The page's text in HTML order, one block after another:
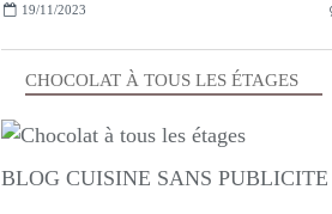
CHOCOLAT À TOUS LES ÉTAGES
BLOG CUISINE SANS PUBLICITE
19/11/2023